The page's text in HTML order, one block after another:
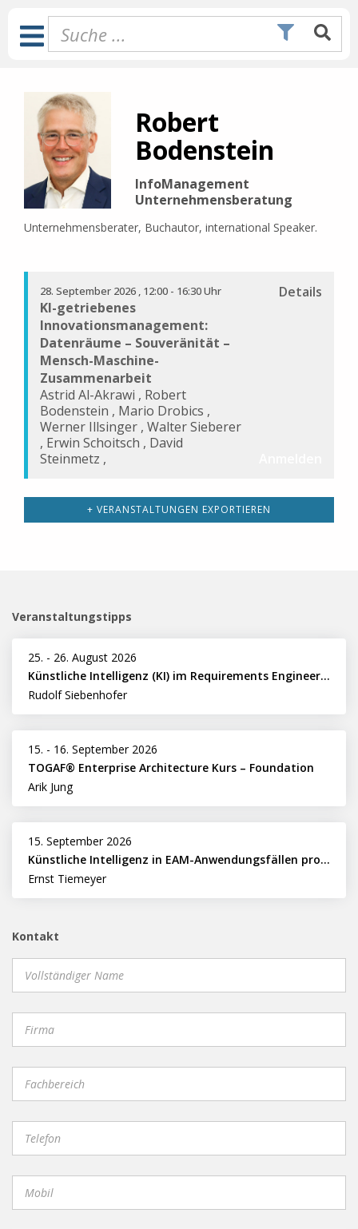
Inhalt
springen
Toggle
Navigation
Robert
Bodenstein
InfoManagement
Unternehmensberatung
Unternehmensberater, Buchautor, international Speaker.
28. September 2026 12:00 - 16:30 Uhr
KI-getriebenes
Innovationsmanagement:
Datenräume – Souveränität –
Mensch-Maschine-
Zusammenarbeit
Astrid Al-Akrawi , Robert
Bodenstein , Mario Drobics ,
Werner Illsinger , Walter Sieberer
, Erwin Schoitsch , David
Steinmetz ,
Details
+ VERANSTALTUNGEN EXPORTIEREN
Veranstaltungstipps
25. - 26. August 2026
Künstliche Intelligenz (KI) im Requirements Engineering erfolgreich einsetzen
Rudolf Siebenhofer
15. - 16. September 2026
TOGAF® Enterprise Architecture Kurs – Foundation
Arik Jung
15. September 2026
Künstliche Intelligenz in EAM-Anwendungsfällen professionell nutzen
Ernst Tiemeyer
Kontakt